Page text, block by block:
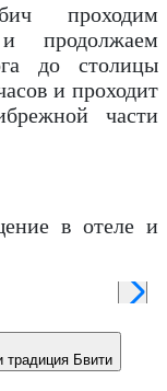
проходим
продолжаем
до столицы
и проходит
части
в отеле и
Бвити